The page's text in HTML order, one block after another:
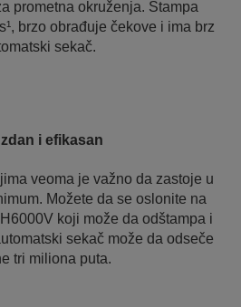
prometna okruženja. Štampa
brzo obrađuje čekove i ima brz
sekač.
i efikasan
veoma je važno da zastoje u
Možete da se oslonite na
koji može da odštampa i
sekač može da odseče
tri miliona puta.